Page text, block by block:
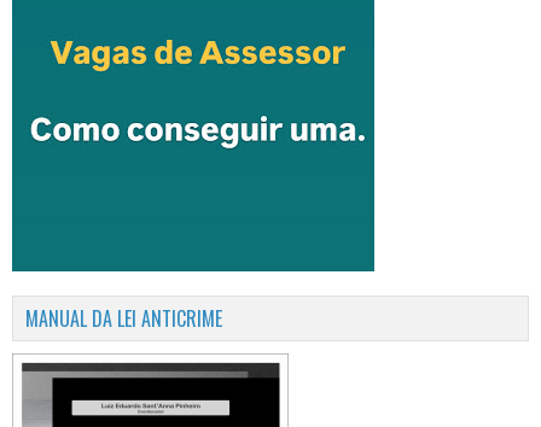
MANUAL DA LEI ANTICRIME